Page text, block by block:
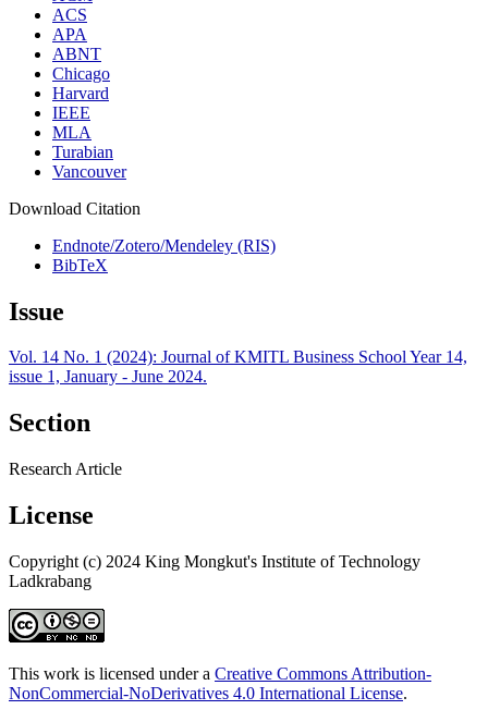
ACS
APA
ABNT
Chicago
Harvard
IEEE
MLA
Turabian
Vancouver
Download Citation
Endnote/Zotero/Mendeley (RIS)
BibTeX
Issue
Vol. 14 No. 1 (2024): Journal of KMITL Business School Year 14,
issue 1, January - June 2024.
Section
Research Article
License
Copyright (c) 2024 King Mongkut's Institute of Technology
Ladkrabang
This work is licensed under a Creative Commons Attribution-
NonCommercial-NoDerivatives 4.0 International License.